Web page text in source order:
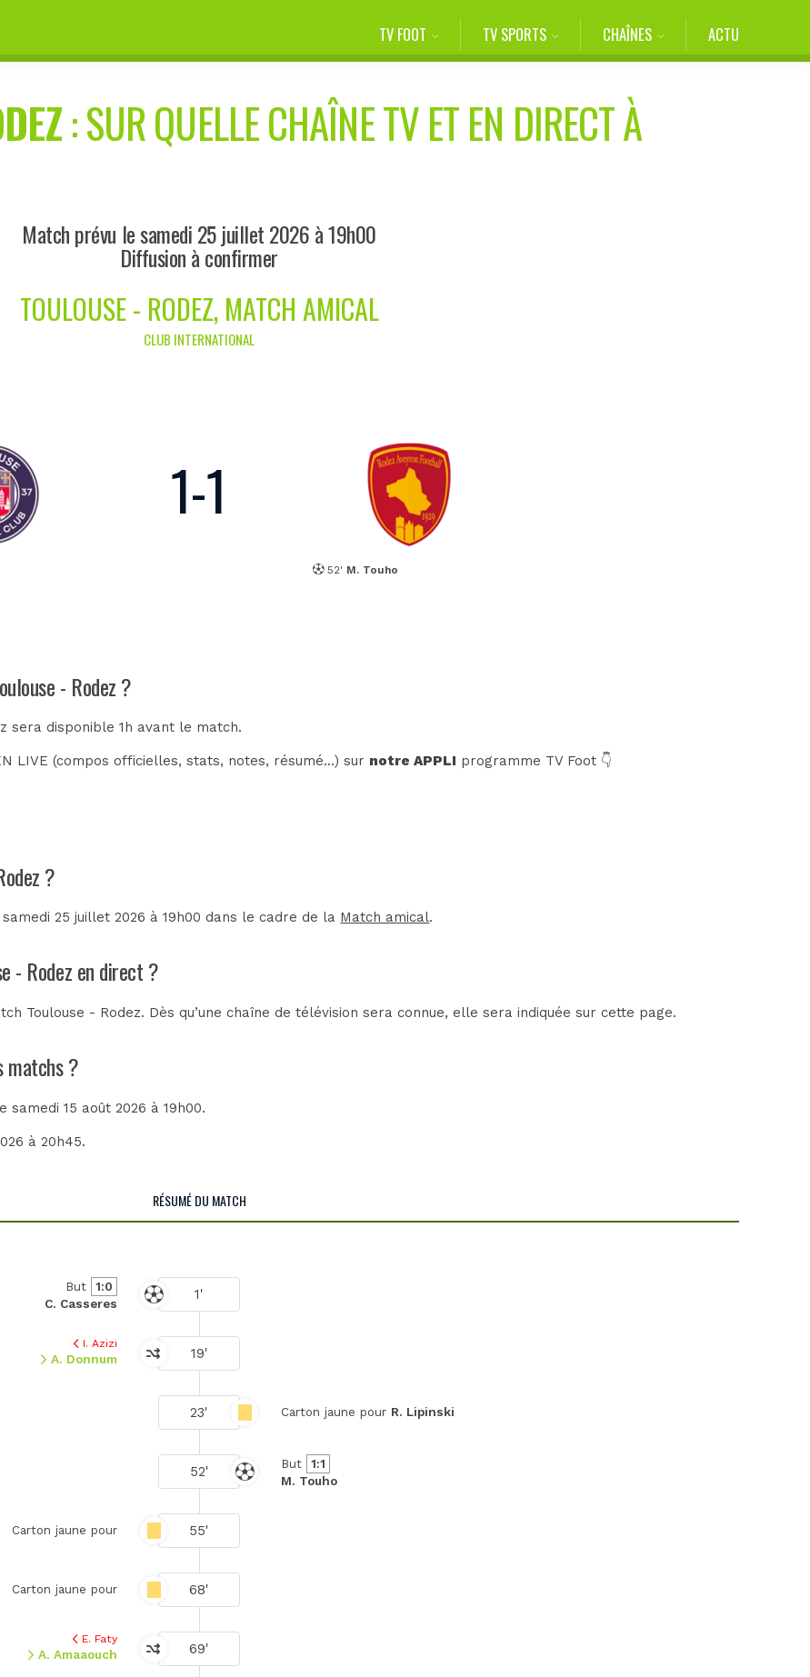
TV FOOT TV SPORTS CHAÎNES ACTU
: SUR QUELLE CHAÎNE TV ET EN DIRECT À
Match prévu le samedi 25 juillet 2026 à 19h00
Diffusion à confirmer
TOULOUSE - RODEZ, MATCH AMICAL
CLUB INTERNATIONAL
1-1
52' M. Touho
- Rodez ?
sera disponible 1h avant le match.
LIVE (compos officielles, stats, notes, résumé...) sur notre APPLI programme TV Foot 👇
?
25 juillet 2026 à 19h00 dans le cadre de la Match amical.
- Rodez en direct ?
Toulouse - Rodez. Dès qu’une chaîne de télévision sera connue, elle sera indiquée sur cette page.
matchs ?
samedi 15 août 2026 à 19h00.
à 20h45.
RÉSUMÉ DU MATCH
1'
But
1:0
C. Casseres
19'
I. Azizi
A. Donnum
23' Carton jaune pour R. Lipinski
52' But
1:1
M. Touho
55'
Carton jaune pour
68'
Carton jaune pour
69'
E. Faty
A. Amaaouch